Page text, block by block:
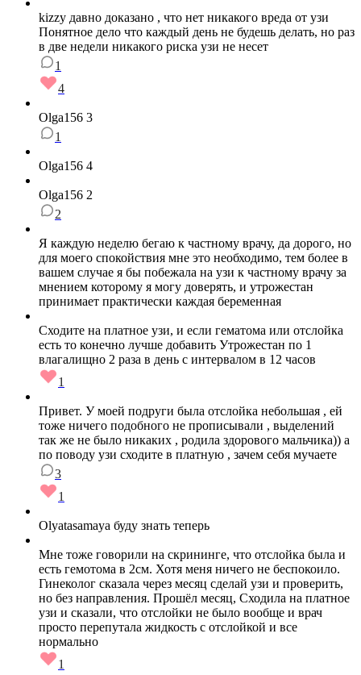
kizzy давно доказано , что нет никакого вреда от узи
Понятное дело что каждый день не будешь делать, но раз
в две недели никакого риска узи не несет
1
4
Olga156 3
1
Olga156 4
Olga156 2
2
Я каждую неделю бегаю к частному врачу, да дорого, но
для моего спокойствия мне это необходимо, тем более в
вашем случае я бы побежала на узи к частному врачу за
мнением которому я могу доверять, и утрожестан
принимает практически каждая беременная
Сходите на платное узи, и если гематома или отслойка
есть то конечно лучше добавить Утрожестан по 1
влагалищно 2 раза в день с интервалом в 12 часов
1
Привет. У моей подруги была отслойка небольшая , ей
тоже ничего подобного не прописывали , выделений
так же не было никаких , родила здорового мальчика)) а
по поводу узи сходите в платную , зачем себя мучаете
3
1
Olyatasamaya буду знать теперь
Мне тоже говорили на скрининге, что отслойка была и
есть гемотома в 2см. Хотя меня ничего не беспокоило.
Гинеколог сказала через месяц сделай узи и проверить,
но без направления. Прошёл месяц, Сходила на платное
узи и сказали, что отслойки не было вообще и врач
просто перепутала жидкость с отслойкой и все
нормально
1